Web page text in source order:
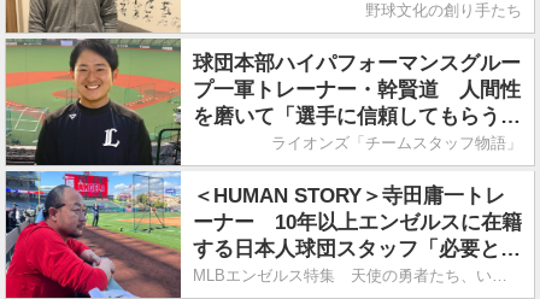
野球文化の創り手たち
球団本部ハイパフォーマンスグルー
プ一軍トレーナー・幹賢道 人間性
を磨いて「選手に信頼してもらうこ
とが何よりも大事です」
ライオンズ「チームスタッフ物語」
＜HUMAN STORY＞寺田庸一トレ
ーナー 10年以上エンゼルスに在籍
する日本人球団スタッフ「必要とさ
れる、うれしさ。」
MLBエンゼルス特集 天使の勇者たち、いざ！